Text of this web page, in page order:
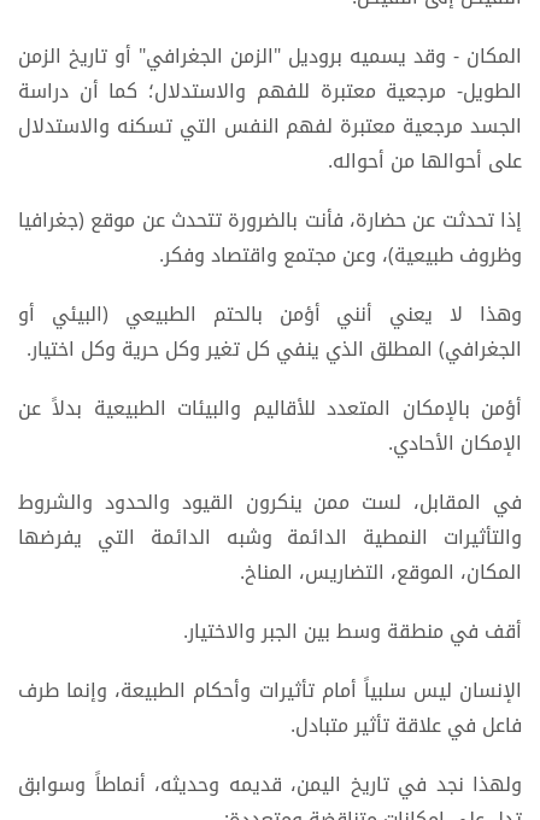
المكان - وقد يسميه بروديل "الزمن الجغرافي" أو تاريخ الزمن
الطويل- مرجعية معتبرة للفهم والاستدلال؛ كما أن دراسة
الجسد مرجعية معتبرة لفهم النفس التي تسكنه والاستدلال
على أحوالها من أحواله.
إذا تحدثت عن حضارة، فأنت بالضرورة تتحدث عن موقع (جغرافيا
وظروف طبيعية)، وعن مجتمع واقتصاد وفكر.
وهذا لا يعني أنني أؤمن بالحتم الطبيعي (البيئي أو
الجغرافي) المطلق الذي ينفي كل تغير وكل حرية وكل اختيار.
أؤمن بالإمكان المتعدد للأقاليم والبيئات الطبيعية بدلاً عن
الإمكان الأحادي.
في المقابل، لست ممن ينكرون القيود والحدود والشروط
والتأثيرات النمطية الدائمة وشبه الدائمة التي يفرضها
المكان، الموقع، التضاريس، المناخ.
أقف في منطقة وسط بين الجبر والاختيار.
الإنسان ليس سلبياً أمام تأثيرات وأحكام الطبيعة، وإنما طرف
فاعل في علاقة تأثير متبادل.
ولهذا نجد في تاريخ اليمن، قديمه وحديثه، أنماطاً وسوابق